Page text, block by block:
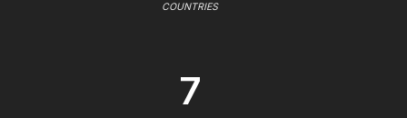
COUNTRIES
7